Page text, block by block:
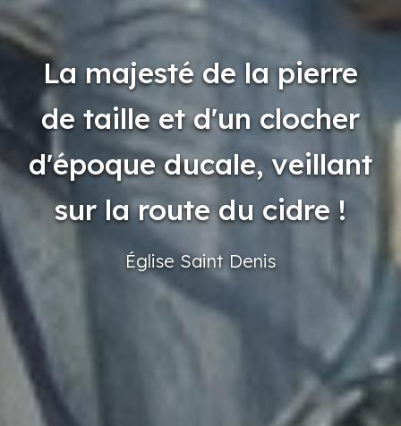
La majesté de la pierre
de taille et d'un clocher
d'époque ducale, veillant
sur la route du cidre !
Église Saint Denis